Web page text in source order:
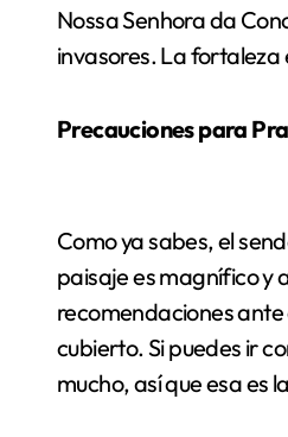
Nossa Senhora da
invasores. La
Precauciones para
Como ya sabes, el
paisaje es magnífico y
recomendaciones
cubierto. Si puedes ir
mucho, así que esa es